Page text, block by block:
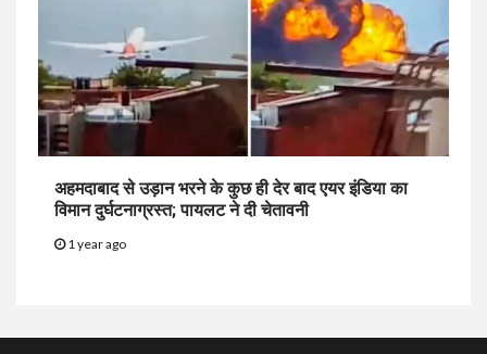
अहमदाबाद से उड़ान भरने के कुछ ही देर बाद एयर इंडिया का
विमान दुर्घटनाग्रस्त; पायलट ने दी चेतावनी
1 year ago